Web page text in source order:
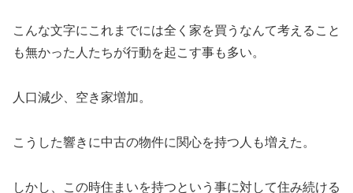
こんな文字にこれまでには全く家を買うなんて考えること
も無かった人たちが行動を起こす事も多い。
人口減少、空き家増加。
こうした響きに中古の物件に関心を持つ人も増えた。
しかし、この時住まいを持つという事に対して住み続ける